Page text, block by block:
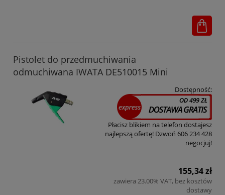
Pistolet do przedmuchiwania
odmuchiwana IWATA DE510015 Mini
Dostępność:
Płacisz blikiem na telefon dostajesz
najlepszą ofertę! Dzwoń 606 234 428
negocjuj!
155,34 zł
zawiera 23.00% VAT, bez kosztów
dostawy